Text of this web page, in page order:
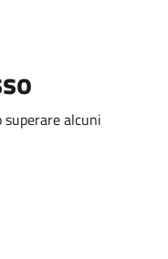
superare alcuni